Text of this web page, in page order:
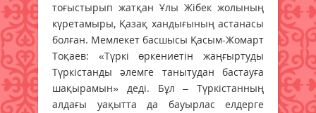
тоғыстырып жатқан Ұлы Жібек жолының
күретамыры, Қазақ хандығының астанасы
болған. Мемлекет басшысы Қасым-Жомарт
Тоқаев: «Түркі өркениетін жаңғыртуды
Түркістанды әлемге танытудан бастауға
шақырамын» деді. Бұл – Түркістанның
алдағы уақытта да бауырлас елдерге